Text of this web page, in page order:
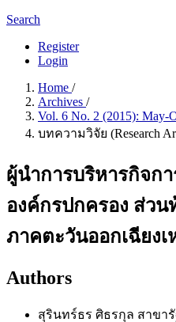
Search
Register
Login
Home /
Archives /
Vol. 6 No. 2 (2015): May-
บทความวิจัย (Research
ผู้นำการบริหารกิจก
องค์กรปกครอง ส่วน
ภาคตะวันออกเฉียง
Authors
สุรินทร์ธร ศิธรกุล สาขา